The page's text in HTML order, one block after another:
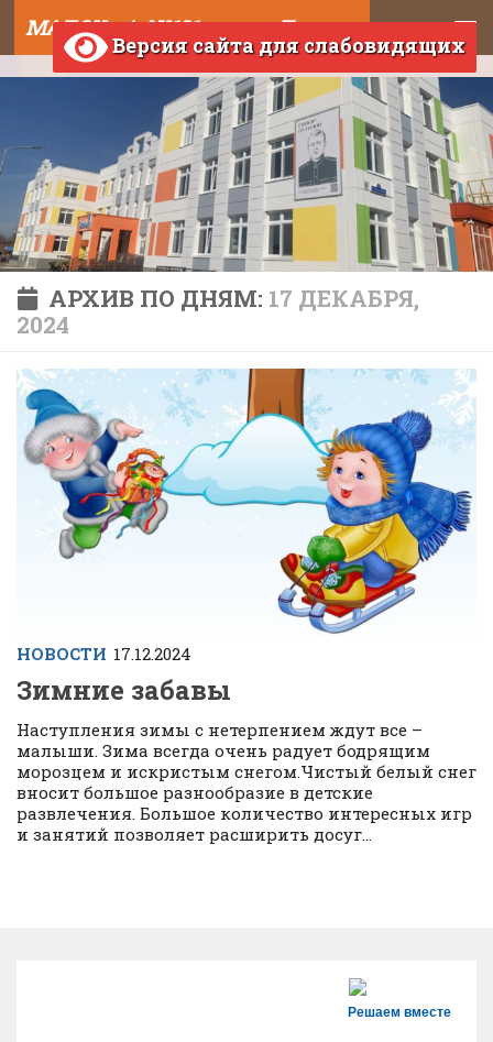
Skip to content МАДОУ д/с №121 города Тюмени
Версия сайта для слабовидящих
АРХИВ ПО ДНЯМ: 17 ДЕКАБРЯ,
2024
НОВОСТИ 17.12.2024
Зимние забавы
Наступления зимы с нетерпением ждут все –
малыши. Зима всегда очень радует бодрящим
морозцем и искристым снегом.Чистый белый снег
вносит большое разнообразие в детские
развлечения. Большое количество интересных игр
и занятий позволяет расширить досуг...
Решаем вместе